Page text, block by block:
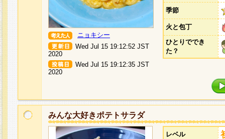
ニョキシー
Wed Jul 15 19:12:52 JST
2020
Wed Jul 15 19:12:35 JST
2020
季節
火と包丁
ひとりででき
た？
みんな大好きポテトサラダ
レベル